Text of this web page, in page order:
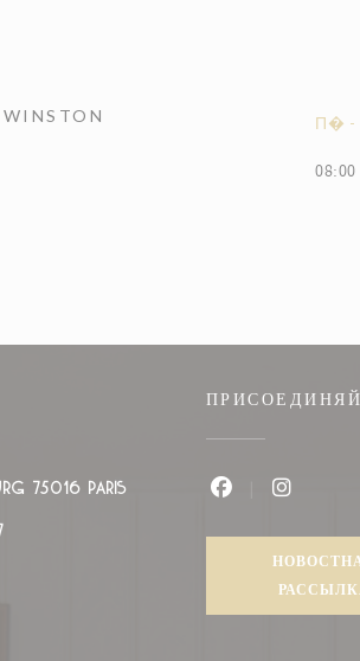
П� -
75016 PARIS((открывается в новом окне))